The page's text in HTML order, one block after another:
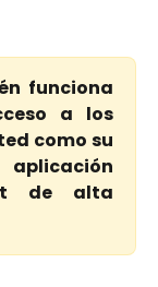
funciona
a los
como su
de alta